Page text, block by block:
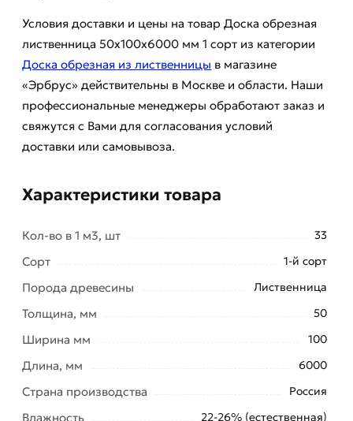
Условия доставки и цены на товар Доска обрезная
лиственница 50х100х6000 мм 1 сорт из категории
Доска обрезная из лиственницы в магазине
«Эрбрус» действительны в Москве и области. Наши
профессиональные менеджеры обработают заказ и
свяжутся с Вами для согласования условий
доставки или самовывоза.
Характеристики товара
Кол-во в 1 м3, шт 33
Сорт 1-й сорт
Порода древесины Лиственница
Толщина, мм 50
Ширина мм 100
Длина, мм 6000
Страна производства Россия
Влажность 22-26% (естественная)